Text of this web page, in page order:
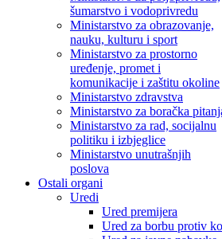
šumarstvo i vodoprivredu
Ministarstvo za obrazovanje,
nauku, kulturu i sport
Ministarstvo za prostorno
uređenje, promet i
komunikacije i zaštitu okoline
Ministarstvo zdravstva
Ministarstvo za boračka
Ministarstvo za rad, socijalnu
politiku i izbjeglice
Ministarstvo unutrašnjih
poslova
Ostali organi
Uredi
Ured premijera
Ured za borbu protiv